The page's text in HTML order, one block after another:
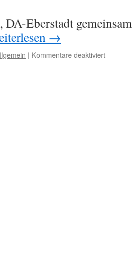
DA-Eberstadt
→
| Kommentare deaktiviertfür